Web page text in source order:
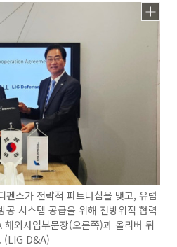
스가 전략적 파트너십을 맺고, 유럽
시스템 공급을 위해 전방위적 협력
외사업부문장(오른쪽)과 올리버 뒤
(LIG D&A)